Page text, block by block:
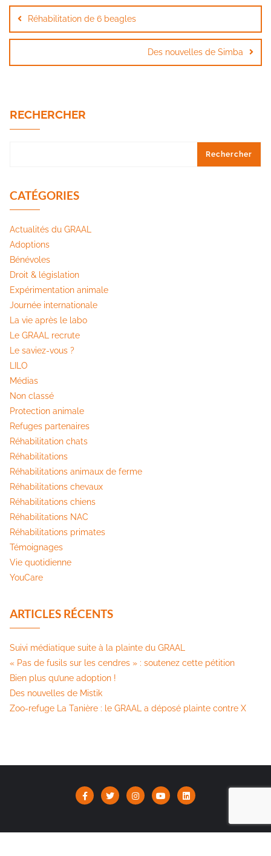
de
l’article
Réhabilitation de 6 beagles
Des nouvelles de Simba
RECHERCHER
Rechercher
CATÉGORIES
Actualités du GRAAL
Adoptions
Bénévoles
Droit & législation
Expérimentation animale
Journée internationale
La vie après le labo
Le GRAAL recrute
Le saviez-vous ?
LILO
Médias
Non classé
Protection animale
Refuges partenaires
Réhabilitation chats
Réhabilitations
Réhabilitations animaux de ferme
Réhabilitations chevaux
Réhabilitations chiens
Réhabilitations NAC
Réhabilitations primates
Témoignages
Vie quotidienne
YouCare
ARTICLES RÉCENTS
Suivi médiatique suite à la plainte du GRAAL
« Pas de fusils sur les cendres » : soutenez cette pétition​
Bien plus qu’une adoption !
Des nouvelles de Mistik
Zoo-refuge La Tanière : le GRAAL a déposé plainte contre X